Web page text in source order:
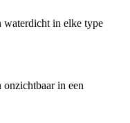
waterdicht in elke type
in een